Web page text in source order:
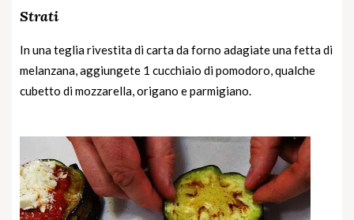
Strati
In una teglia rivestita di carta da forno adagiate una fetta di
melanzana, aggiungete 1 cucchiaio di pomodoro, qualche
cubetto di mozzarella, origano e parmigiano.